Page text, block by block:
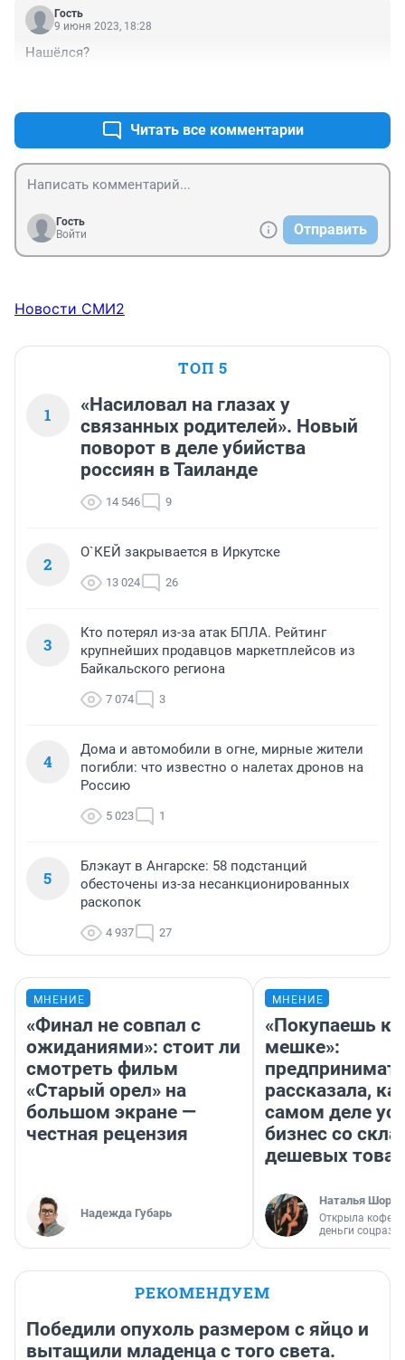
Гость
9 июня 2023, 18:28
Нашёлся?
Читать все комментарии
Гость
Войти
Отправить
Новости СМИ2
ТОП 5
1
«Насиловал на глазах у
связанных родителей». Новый
поворот в деле убийства
россиян в Таиланде
14 546 9
2
О`КЕЙ закрывается в Иркутске
13 024 26
3
Кто потерял из-за атак БПЛА. Рейтинг
крупнейших продавцов маркетплейсов из
Байкальского региона
7 074 3
4
Дома и автомобили в огне, мирные жители
погибли: что известно о налетах дронов на
Россию
5 023 1
5
Блэкаут в Ангарске: 58 подстанций
обесточены из-за несанкционированных
раскопок
4 937 27
МНЕНИЕ
«Финал не совпал с
ожиданиями»: стоит ли
смотреть фильм
«Старый орел» на
большом экране —
честная рецензия
Надежда Губарь
МНЕНИЕ
«Покупаешь
мешке»:
рассказала,
самом деле
бизнес со
дешевых
Наталья
Открыла
деньги
РЕКОМЕНДУЕМ
Победили опухоль размером с яйцо и
вытащили младенца с того света.